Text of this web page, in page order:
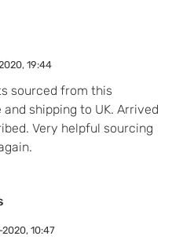
19:44
sourced from this
shipping to UK. Arrived
Very helpful sourcing
10:47